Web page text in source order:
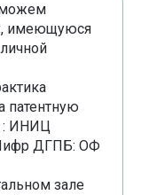
имеющуюся
патентную
: ИНИЦ
ДГПБ: ОФ
зале